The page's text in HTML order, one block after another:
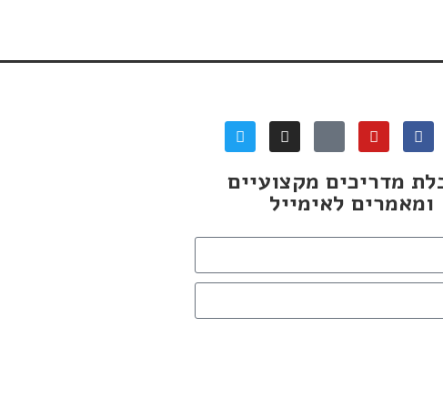
מדריכים מקצועיים
ומאמרים לאימייל